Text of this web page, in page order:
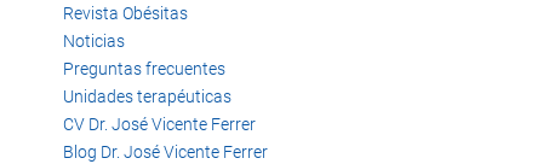
Revista Obésitas
Noticias
Preguntas frecuentes
Unidades terapéuticas
CV Dr. José Vicente Ferrer
Blog Dr. José Vicente Ferrer